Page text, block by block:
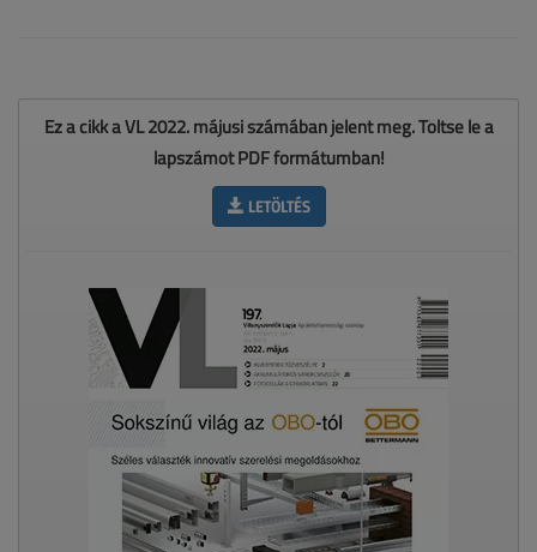
Ez a cikk a VL 2022. májusi számában jelent meg. Töltse le a
lapszámot PDF formátumban!
LETÖLTÉS